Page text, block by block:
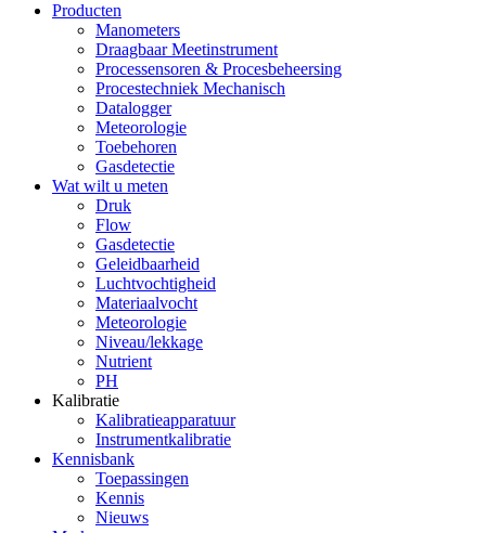
Producten
Manometers
Draagbaar Meetinstrument
Processensoren & Procesbeheersing
Procestechniek Mechanisch
Datalogger
Meteorologie
Toebehoren
Gasdetectie
Wat wilt u meten
Druk
Flow
Gasdetectie
Geleidbaarheid
Luchtvochtigheid
Materiaalvocht
Meteorologie
Niveau/lekkage
Nutrient
PH
Kalibratie
Kalibratieapparatuur
Instrumentkalibratie
Kennisbank
Toepassingen
Kennis
Nieuws